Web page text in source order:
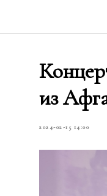
из
2024-02-15 14:00